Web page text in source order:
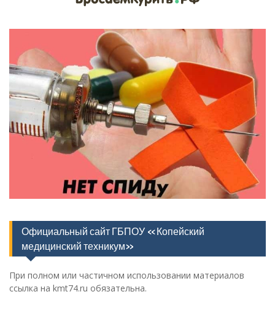
Официальный сайт ГБПОУ «Копейский
медицинский техникум»
При полном или частичном использовании материалов
ссылка на kmt74.ru обязательна.